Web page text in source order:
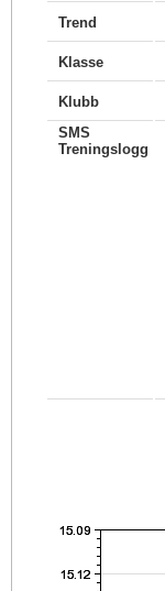
Trend
Klasse
Klubb
SMS
Treningslogg